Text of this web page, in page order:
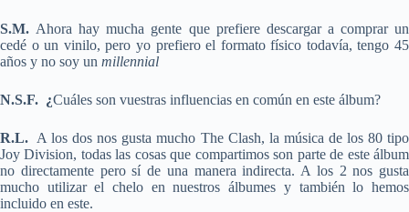
S.M. Ahora hay mucha gente que prefiere descargar a comprar un
cedé o un vinilo, pero yo prefiero el formato físico todavía, tengo 45
años y no soy un millennial
N.S.F. ¿Cuáles son vuestras influencias en común en este álbum?
R.L. A los dos nos gusta mucho The Clash, la música de los 80 tipo
Joy Division, todas las cosas que compartimos son parte de este álbum
no directamente pero sí de una manera indirecta. A los 2 nos gusta
mucho utilizar el chelo en nuestros álbumes y también lo hemos
incluido en este.